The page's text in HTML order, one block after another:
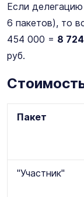
Если делегацию
6 пакетов), то
454 000 = 8
руб.
Пакет
"Участник"